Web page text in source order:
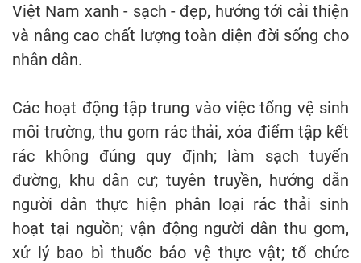
Việt Nam xanh - sạch - đẹp, hướng tới cải thiện
và nâng cao chất lượng toàn diện đời sống cho
nhân dân.
Các hoạt động tập trung vào việc tổng vệ sinh
môi trường, thu gom rác thải, xóa điểm tập kết
rác không đúng quy định; làm sạch tuyến
đường, khu dân cư; tuyên truyền, hướng dẫn
người dân thực hiện phân loại rác thải sinh
hoạt tại nguồn; vận động người dân thu gom,
xử lý bao bì thuốc bảo vệ thực vật; tổ chức